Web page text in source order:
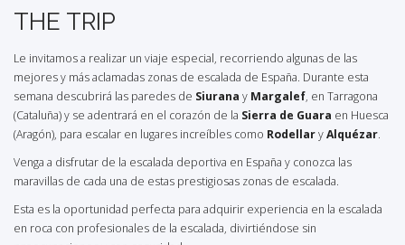
THE TRIP
Le invitamos a realizar un viaje especial, recorriendo algunas de las
mejores y más aclamadas zonas de escalada de España. Durante esta
semana descubrirá las paredes de Siurana y Margalef, en Tarragona
(Cataluña) y se adentrará en el corazón de la Sierra de Guara en Huesca
(Aragón), para escalar en lugares increíbles como RodellaryAlquézar.
Venga a disfrutar de la escalada deportiva en España y conozca las
maravillas de cada una de estas prestigiosas zonas de escalada.
Esta es la oportunidad perfecta para adquirir experiencia en la escalada
en roca con profesionales de la escalada, divirtiéndose sin